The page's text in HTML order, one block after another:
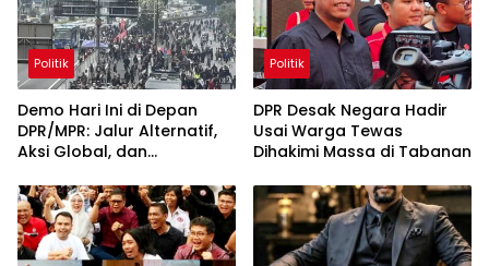
Politik
Demo Hari Ini di Depan
DPR/MPR: Jalur Alternatif,
Aksi Global, dan
Agustus 2026
Politik
DPR Desak Negara Hadir
Usai Warga Tewas
Dihakimi Massa di Tabanan